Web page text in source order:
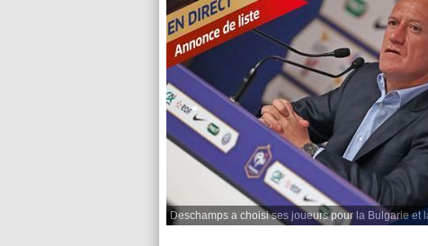
Deschamps a choisi ses joueurs pour la Bulgarie et